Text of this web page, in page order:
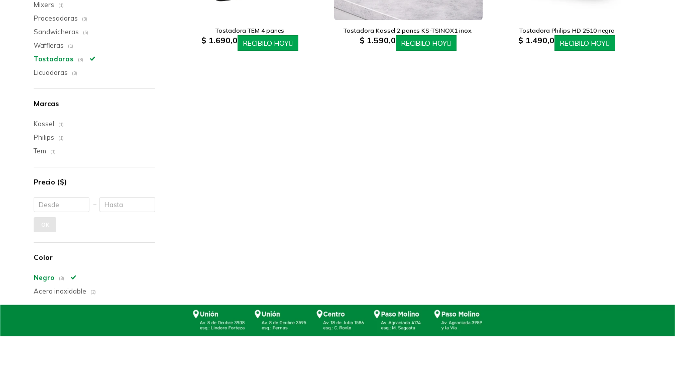
Tostadora TEM 4 panes
$ 1.690,0 RECIBILO HOY
Tostadora Kassel 2 panes KS-TSINOX1 inox.
$ 1.590,0 RECIBILO HOY
Tostadora Philips HD 2510 negra
$ 1.490,0 RECIBILO HOY
Mixers (1)
Procesadoras (3)
Sandwicheras (5)
Waffleras (1)
Tostadoras (3)
Licuadoras (3)
Marcas
Kassel (1)
Philips (1)
Tem (1)
Precio ($)
OK
Color
Negro (3)
Acero inoxidable (2)